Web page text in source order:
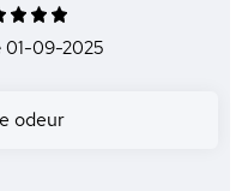
01-09-2025
odeur